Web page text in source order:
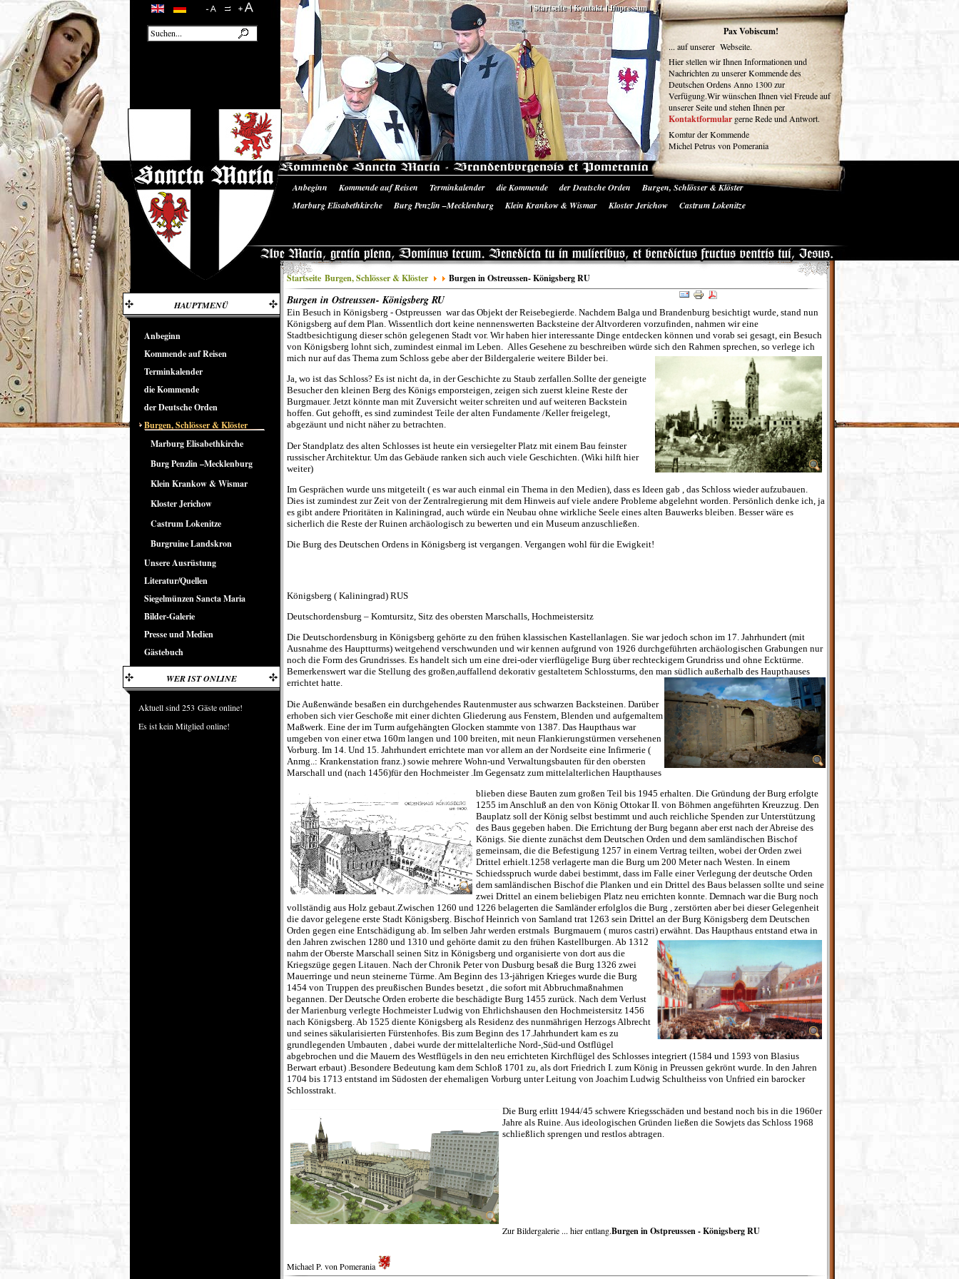
Impressum
Kontakt
Startseite
Pax Vobiscum!
... auf unserer Webseite.
Hier stellen wir Ihnen Informationen und
Nachrichten zu unserer Kommende des
Deutschen Ordens Anno 1300 zur
Verfügung.Wir wünschen Ihnen viel Freude auf
unserer Seite und stehen Ihnen per
Kontaktformular gerne Rede und Antwort.
Komtur der Kommende
Michel Petrus von Pomerania
Anbeginn Kommende auf Reisen Terminkalender die Kommende der Deutsche Orden
Burgen, Schlösser & Klöster
Marburg Elisabethkirche Burg Penzlin –Mecklenburg Klein Krankow & Wismar Kloster Jerichow
Castrum Lokenitze
Startseite Burgen, Schlösser & Klöster Burgen in Ostreussen- Königsberg RU
HAUPTMENÜ
Anbeginn
Kommende auf Reisen
Terminkalender
die Kommende
der Deutsche Orden
Burgen, Schlösser & Klöster
Marburg Elisabethkirche
Burg Penzlin –Mecklenburg
Klein Krankow & Wismar
Kloster Jerichow
Castrum Lokenitze
Burgruine Landskron
Unsere Ausrüstung
Literatur/Quellen
Siegelmünzen Sancta Maria
Bilder-Galerie
Presse und Medien
Gästebuch
WER IST ONLINE
Aktuell sind 253 Gäste online!
Es ist kein Mitglied online!
Burgen in Ostreussen- Königsberg RU
Ein Besuch in Königsberg - Ostpreussen war das Objekt der Reisebegierde. Nachdem Balga und Brandenburg besichtigt wurde, stand nun
Königsberg auf dem Plan. Wissentlich dort keine nennenswerten Backsteine der Altvorderen vorzufinden, nahmen wir eine
Stadtbesichtigung dieser schön gelegenen Stadt vor. Wir haben hier interessante Dinge entdecken können und vorab sei gesagt, ein Besuch
von Königsberg lohnt sich, zumindest einmal im Leben. Alles Gesehene zu beschreiben würde sich den Rahmen sprechen, so verlege ich
mich nur auf das Thema zum Schloss gebe aber der Bildergalerie weitere Bilderbei.
Ja, wo ist das Schloss? Es ist nicht da, in der Geschichte zu Staub zerfallen.Sollte der geneigte
Besucher den kleinen Berg des Königs emporsteigen, zeigen sich zuerst kleine Reste der
Burgmauer. Jetzt könnte man mit Zuversicht weiter schreiten und auf weiteren Backstein
hoffen. Gut gehofft, es sind zumindest Teile der alten Fundamente /Keller freigelegt,
abgezäunt und nicht näher zu betrachten.
Der Standplatz des alten Schlosses ist heute ein versiegelter Platz mit einem Bau feinster
russischer Architektur. Um das Gebäude ranken sich auch viele Geschichten. (Wiki hilft hier
weiter)
Im Gesprächen wurde uns mitgeteilt ( es war auch einmal ein Thema in den Medien), dass es Ideen gab , das Schloss wieder aufzubauen.
Dies ist zumindest zur Zeit von der Zentralregierung mit dem Hinweis auf viele andere Probleme abgelehnt worden. Persönlich denke ich, ja
es gibt andere Prioritäten in Kaliningrad, auch würde ein Neubau ohne wirkliche Seele eines alten Bauwerks bleiben. Besser wäre es
sicherlich die Reste der Ruinen archäologisch zu bewerten und ein Museum anzuschließen.
Die Burg des Deutschen Ordens in Königsberg ist vergangen. Vergangen wohl für die Ewigkeit!
Königsberg ( Kaliningrad) RUS
Deutschordensburg – Komtursitz, Sitz des obersten Marschalls, Hochmeistersitz
Die Deutschordensburg in Königsberg gehörte zu den frühen klassischen Kastellanlagen. Sie war jedoch schon im 17. Jahrhundert (mit
Ausnahme des Hauptturms) weitgehend verschwunden und wir kennen aufgrund von 1926 durchgeführten archäologischen Grabungen nur
noch die Form des Grundrisses. Es handelt sich um eine drei-oder vierflügelige Burg über rechteckigem Grundriss und ohne Ecktürme.
Bemerkenswert war die Stellung des großen,auffallend dekorativ gestaltetem Schlossturms, den man südlich außerhalb des Haupthauses
errichtet hatte.
Die Außenwände besaßen ein durchgehendes Rautenmuster aus schwarzen Backsteinen. Darüber
erhoben sich vier Geschoße mit einer dichten Gliederung aus Fenstern, Blenden und aufgemaltem
Maßwerk. Eine der im Turm aufgehängten Glocken stammte von 1387. Das Haupthaus war
umgeben von einer etwa 160m langen und 100 breiten, mit neun Flankierungstürmen versehenen
Vorburg. Im 14. Und 15. Jahrhundert errichtete man vor allem an der Nordseite eine Infirmerie (
Anmg..: Krankenstation franz.) sowie mehrere Wohn-und Verwaltungsbauten für den obersten
Marschall und (nach 1456)für den Hochmeister .Im Gegensatz zum mittelalterlichen Haupthauses
blieben diese Bauten zum großen Teil bis 1945 erhalten. Die Gründung der Burg erfolgte
1255 im Anschluß an den von König Ottokar II. von Böhmen angeführten Kreuzzug. Den
Bauplatz soll der König selbst bestimmt und auch reichliche Spenden zur Unterstützung
des Baus gegeben haben. Die Errichtung der Burg begann aber erst nach der Abreise des
Königs. Sie diente zunächst dem Deutschen Orden und dem samländischen Bischof
gemeinsam, die die Befestigung 1257 in einem Vertrag teilten, wobei der Orden zwei
Drittel erhielt.1258 verlagerte man die Burg um 200 Meter nach Westen. In einem
Schiedsspruch wurde dabei bestimmt, dass im Falle einer Verlegung der deutsche Orden
dem samländischen Bischof die Planken und ein Drittel des Baus belassen sollte und seine
zwei Drittel an einem beliebigen Platz neu errichten konnte. Demnach war die Burg noch
vollständig aus Holz gebaut.Zwischen 1260 und 1226 belagerten die Samländer erfolglos die Burg , zerstörten aber bei dieser Gelegenheit
die davor gelegene erste Stadt Königsberg. Bischof Heinrich von Samland trat 1263 sein Drittel an der Burg Königsberg dem Deutschen
Orden gegen eine Entschädigung ab. Im selben Jahr werden erstmals Burgmauern ( muros castri) erwähnt. Das Haupthaus entstand etwa in
den Jahren zwischen 1280 und 1310 und gehörte damit zu den frühen Kastellburgen. Ab 1312
nahm der Oberste Marschall seinen Sitz in Königsberg und organisierte von dort aus die
Kriegszüge gegen Litauen. Nach der Chronik Peter von Dusburg besaß die Burg 1326 zwei
Mauerringe und neun steinerne Türme. Am Beginn des 13-jährigen Krieges wurde die Burg
1454 von Truppen des preußischen Bundes besetzt , die sofort mit Abbruchmaßnahmen
begannen. Der Deutsche Orden eroberte die beschädigte Burg 1455 zurück. Nach dem Verlust
der Marienburg verlegte Hochmeister Ludwig von Ehrlichshausen den Hochmeistersitz 1456
nach Königsberg. Ab 1525 diente Königsberg als Residenz des nunmährigen Herzogs Albrecht
und seines säkularisierten Fürstenhofes. Bis zum Beginn des 17.Jahrhundert kam es zu
grundlegenden Umbauten , dabei wurde der mittelalterliche Nord-,Süd-und Ostflügel
abgebrochen und die Mauern des Westflügels in den neu errichteten Kirchflügel des Schlosses integriert (1584 und 1593 von Blasius
Berwart erbaut) .Besondere Bedeutung kam dem Schloß 1701 zu, als dort Friedrich I. zum König in Preussen gekrönt wurde. In den Jahren
1704 bis 1713 entstand im Südosten der ehemaligen Vorburg unter Leitung von Joachim Ludwig Schultheiss von Unfried ein barocker
Schlosstrakt.
Die Burg erlitt 1944/45 schwere Kriegsschäden und bestand noch bis in die 1960er
Jahre als Ruine. Aus ideologischen Gründen ließen die Sowjets das Schloss 1968
schließlich sprengen und restlos abtragen.
Zur Bildergalerie ... hier entlang.Burgen in Ostpreussen - Königsberg RU
Michael P. von Pomerania